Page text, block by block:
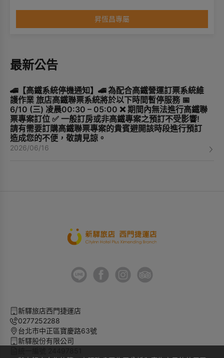
昇恆昌專屬
最新公告
🚄【高鐵系統停機通知】🚄 為配合高鐵營運訂票系統維
護作業 旅店高鐵聯票系統將於以下時間暫停服務 📅
6/10 (三) 凌晨00:30 – 05:00 ❌ 期間內無法進行高鐵聯
票專案訂位 ✅ 一般訂房或非高鐵專案之預訂不受影響!
請有需要訂購高鐵聯票專案的貴賓避開該時段進行預訂
造成您的不便，敬請見諒。
2026/06/16
新驛旅店西門捷運店
0277252288
台北市中正區寶慶路63號
新驛股份有限公司